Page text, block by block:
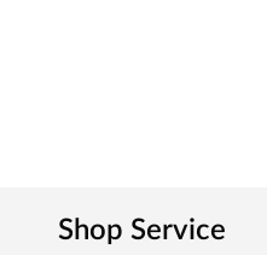
Shop Service